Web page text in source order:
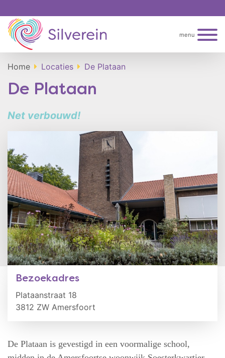
menu
Home Locaties De Plataan
De Plataan
Net verbouwd!
Bezoekadres
Plataanstraat 18
3812 ZW Amersfoort
De Plataan is gevestigd in een voormalige school,